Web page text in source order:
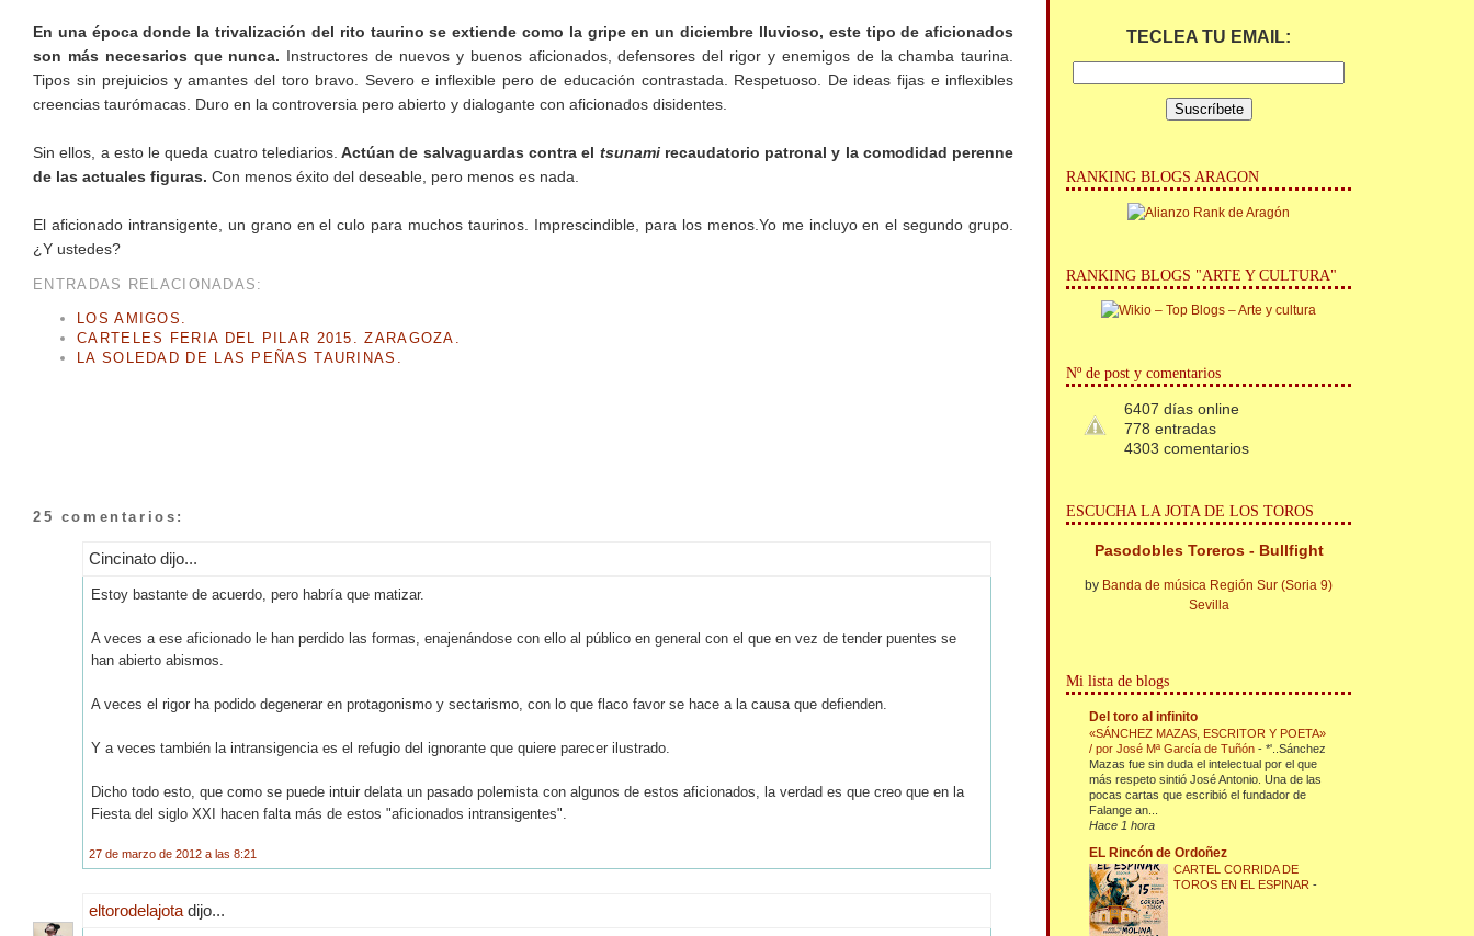
En una época donde la trivalización del rito taurino se extiende como la gripe en un diciembre lluvioso, este tipo de aficionados
son más necesarios que nunca. Instructores de nuevos y buenos aficionados, defensores del rigor y enemigos de la chamba taurina.
Tipos sin prejuicios y amantes del toro bravo. Severo e inflexible pero de educación contrastada. Respetuoso. De ideas fijas e inflexibles
creencias taurómacas. Duro en la controversia pero abierto y dialogante con aficionados disidentes.
Sin ellos, a esto le queda cuatro telediarios. Actúan de salvaguardas contra el tsunamirecaudatorio patronal y la comodidad perenne
de las actuales figuras. Con menos éxito del deseable, pero menos es nada.
El aficionado intransigente, un grano en el culo para muchos taurinos. Imprescindible, para los menos.Yo me incluyo en el segundo grupo.
¿Y ustedes?
ENTRADAS RELACIONADAS:
LOS AMIGOS.
CARTELES FERIA DEL PILAR 2015. ZARAGOZA.
LA SOLEDAD DE LAS PEÑAS TAURINAS.
25 comentarios:
Cincinato dijo...
Estoy bastante de acuerdo, pero habría que matizar.
A veces a ese aficionado le han perdido las formas, enajenándose con ello al público en general con el que en vez de tender puentes se
han abierto abismos.
A veces el rigor ha podido degenerar en protagonismo y sectarismo, con lo que flaco favor se hace a la causa que defienden.
Y a veces también la intransigencia es el refugio del ignorante que quiere parecer ilustrado.
Dicho todo esto, que como se puede intuir delata un pasado polemista con algunos de estos aficionados, la verdad es que creo que en la
Fiesta del siglo XXI hacen falta más de estos "aficionados intransigentes".
27 de marzo de 2012 a las 8:21
eltorodelajota dijo...
TECLEA TU EMAIL:
RANKING BLOGS ARAGON
RANKING BLOGS "ARTE Y CULTURA"
Nº de post y comentarios
6407 días online
778 entradas
4303 comentarios
ESCUCHA LA JOTA DE LOS TOROS
Pasodobles Toreros - Bullfight
by Banda de música Región Sur (Soria 9)
Sevilla
Mi lista de blogs
Del toro al infinito
«SÁNCHEZ MAZAS, ESCRITOR Y POETA»
/ por José Mª García de Tuñón-*'..Sánchez
Mazas fue sin duda el intelectual por el que
más respeto sintió José Antonio. Una de las
pocas cartas que escribió el fundador de
Falange an...
Hace 1 hora
EL Rincón de Ordoñez
CARTEL CORRIDA DE
TOROS EN EL ESPINAR-